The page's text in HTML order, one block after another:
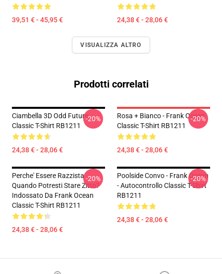
39,51 € - 45,95 € 24,38 € - 28,06 €
VISUALIZZA ALTRO
Prodotti correlati
Ciambella 3D Odd Future
Classic T-Shirt RB1211
24,38 € - 28,06 €
-20%
Rosa + Bianco - Frank Ocean
Classic T-Shirt RB1211
24,38 € - 28,06 €
-20%
Perche' Essere Razzista
Quando Potresti Stare Zitto?
Indossato Da Frank Ocean
Classic T-Shirt RB1211
24,38 € - 28,06 €
-20%
Poolside Convo - Frank Ocean
- Autocontrollo Classic T-Shirt
RB1211
24,38 € - 28,06 €
-20%